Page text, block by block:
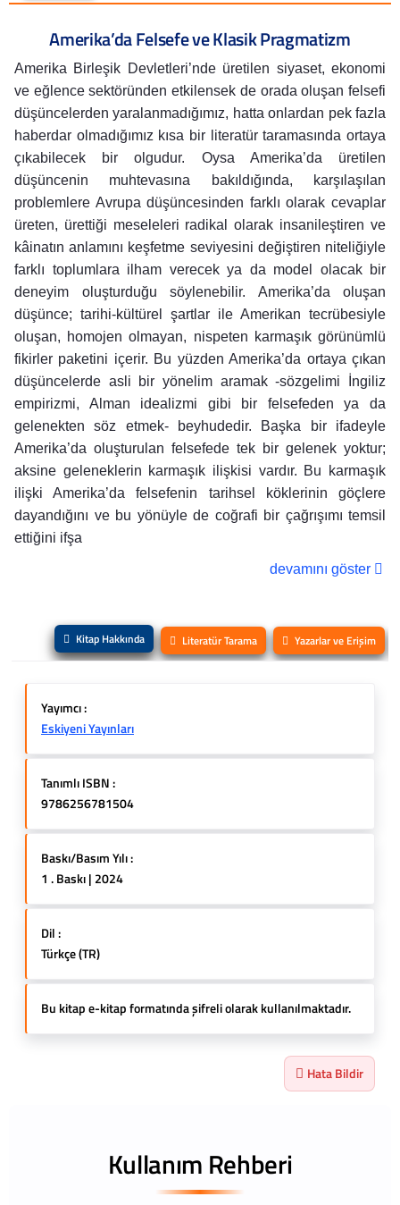
Amerika’da Felsefe ve Klasik Pragmatizm
Amerika Birleşik Devletleri’nde üretilen siyaset, ekonomi
ve eğlence sektöründen etkilensek de orada oluşan felsefi
düşüncelerden yaralanmadığımız, hatta onlardan pek fazla
haberdar olmadığımız kısa bir literatür taramasında ortaya
çıkabilecek bir olgudur. Oysa Amerika’da üretilen
düşüncenin muhtevasına bakıldığında, karşılaşılan
problemlere Avrupa düşüncesinden farklı olarak cevaplar
üreten, ürettiği meseleleri radikal olarak insanileştiren ve
kâinatın anlamını keşfetme seviyesini değiştiren niteliğiyle
farklı toplumlara ilham verecek ya da model olacak bir
deneyim oluşturduğu söylenebilir. Amerika’da oluşan
düşünce; tarihi-kültürel şartlar ile Amerikan tecrübesiyle
oluşan, homojen olmayan, nispeten karmaşık görünümlü
fikirler paketini içerir. Bu yüzden Amerika’da ortaya çıkan
düşüncelerde asli bir yönelim aramak -sözgelimi İngiliz
empirizmi, Alman idealizmi gibi bir felsefeden ya da
gelenekten söz etmek- beyhudedir. Başka bir ifadeyle
Amerika’da oluşturulan felsefede tek bir gelenek yoktur;
aksine geleneklerin karmaşık ilişkisi vardır. Bu karmaşık
ilişki Amerika’da felsefenin tarihsel köklerinin göçlere
dayandığını ve bu yönüyle de coğrafi bir çağrışımı temsil
ettiğini ifşa
devamını göster
Kitap Hakkında Literatür Tarama Yazarlar ve Erişim
Yayımcı :
Eskiyeni Yayınları
Tanımlı ISBN :
9786256781504
Baskı/Basım Yılı :
1 . Baskı | 2024
Dil :
Türkçe (TR)
Bu kitap e-kitap formatında şifreli olarak kullanılmaktadır.
Hata Bildir
Kullanım Rehberi